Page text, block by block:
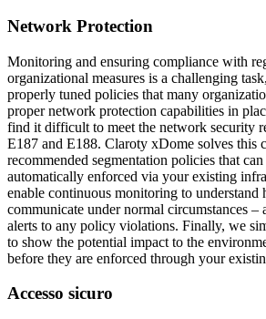
Network Protection
Monitoring and ensuring compliance with
organizational measures is a challenging
properly tuned policies that many
proper network protection capabilities in
find it difficult to meet the network security
E187 and E188. Claroty xDome solves this
recommended segmentation policies that
automatically enforced via your existing
enable continuous monitoring to understand
communicate under normal circumstances
alerts to any policy violations. Finally, we
to show the potential impact to the
before they are enforced through your
Accesso sicuro